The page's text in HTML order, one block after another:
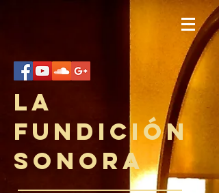
La
Fundición
Sonora